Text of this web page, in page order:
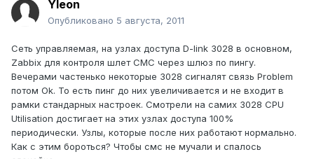
Yleon
Опубликовано 5 августа, 2011
Сеть управляемая, на узлах доступа D-link 3028 в основном,
Zabbix для контроля шлет СМС через шлюз по пингу.
Вечерами частенько некоторые 3028 сигналят связь Problem
потом Ok. То есть пинг до них увеличивается и не входит в
рамки стандарных настроек. Смотрели на самих 3028 CPU
Utilisation достигает на этих узлах доступа 100%
периодически. Узлы, которые после них работают нормально.
Как с этим бороться? Чтобы смс не мучали и спалось